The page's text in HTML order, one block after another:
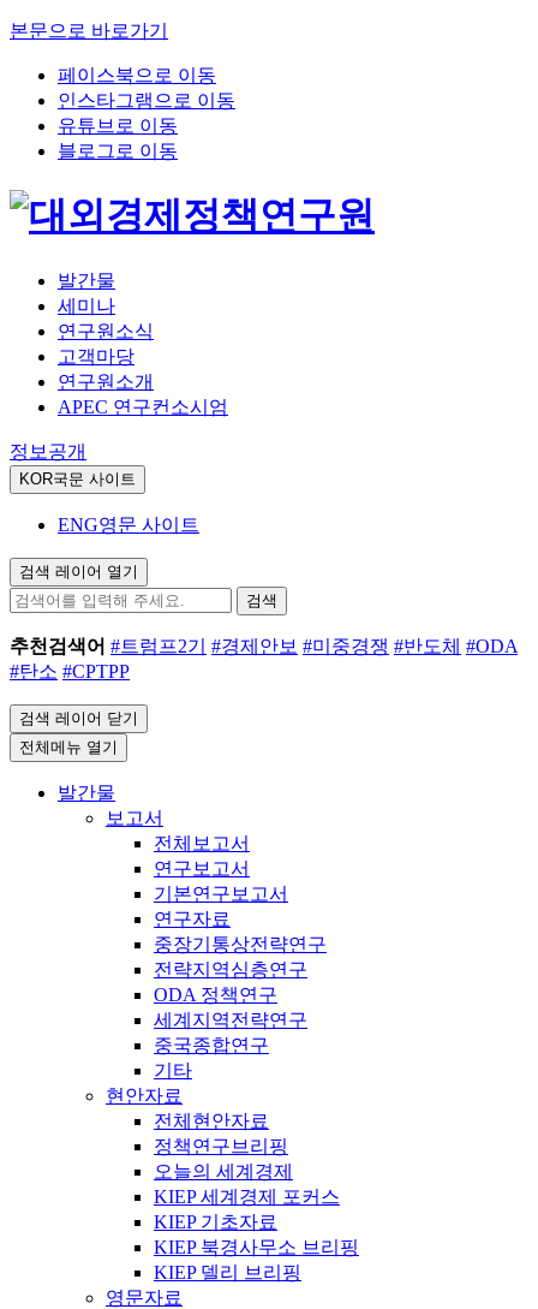
본문으로 바로가기
페이스북으로 이동
인스타그램으로 이동
유튜브로 이동
블로그로 이동
발간물
세미나
연구원소식
고객마당
연구원소개
APEC 연구컨소시엄
정보공개
KOR국문 사이트
ENG영문 사이트
검색 레이어 열기
검색
추천검색어 #트럼프2기 #경제안보 #미중경쟁 #반도체 #ODA
#탄소 #CPTPP
검색 레이어 닫기
전체메뉴 열기
발간물
보고서
전체보고서
연구보고서
기본연구보고서
연구자료
중장기통상전략연구
전략지역심층연구
ODA 정책연구
세계지역전략연구
중국종합연구
기타
현안자료
전체현안자료
정책연구브리핑
오늘의 세계경제
KIEP 세계경제 포커스
KIEP 기초자료
KIEP 북경사무소 브리핑
KIEP 델리 브리핑
영문자료